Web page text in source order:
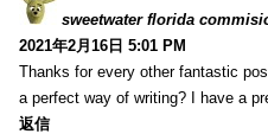
sweetwater florida
2021年2月16日 5:01 PM
Thanks for every other fantastic
a perfect way of writing? I have a
返信